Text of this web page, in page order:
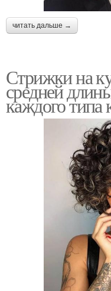
читать дальше →
Стрижки на
средней
каждого типа